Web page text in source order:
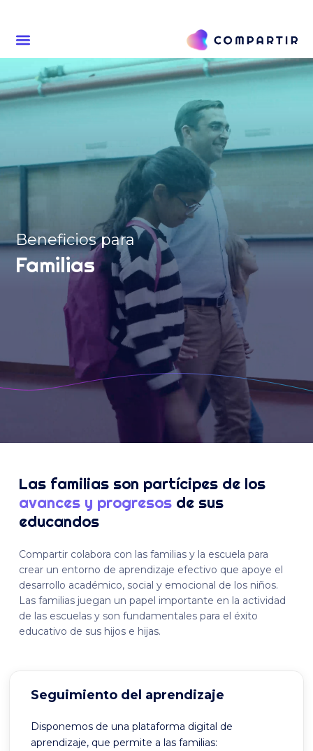
Beneficios para
Familias
Las familias son partícipes de los
avances y progresos de sus
educandos
Compartir colabora con las familias y la escuela para
crear un entorno de aprendizaje efectivo que apoye el
desarrollo académico, social y emocional de los niños.
Las familias juegan un papel importante en la actividad
de las escuelas y son fundamentales para el éxito
educativo de sus hijos e hijas.
Seguimiento del aprendizaje
Disponemos de una plataforma digital de
aprendizaje, que permite a las familias: